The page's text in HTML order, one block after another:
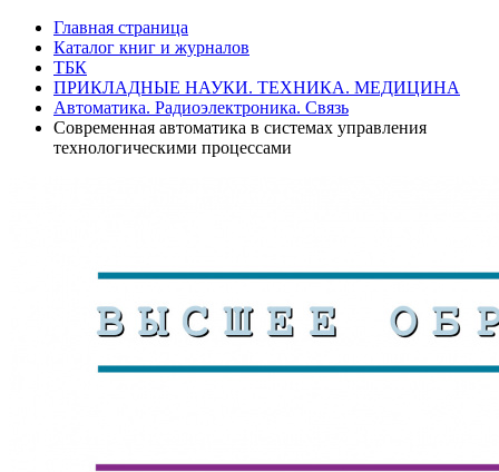
Главная страница
Каталог книг и журналов
ТБК
ПРИКЛАДНЫЕ НАУКИ. ТЕХНИКА. МЕДИЦИНА
Автоматика. Радиоэлектроника. Связь
Современная автоматика в системах управления
технологическими процессами